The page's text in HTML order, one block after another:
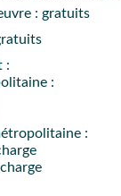
: gratuits
:
:
: